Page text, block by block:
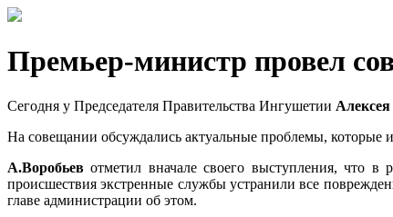
Премьер-министр провел
Сегодня у Председателя Правительства Ингушетии
На совещании обсуждались актуальные проблемы, которые
А.Воробьев отметил вначале своего выступления, что в
происшествия экстренные службы устранили все
главе администрации об этом.